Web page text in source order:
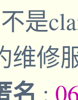
不是
维修
名 ;